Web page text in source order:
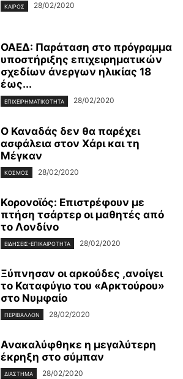
ΚΑΙΡΌΣ 28/02/2020
ΟΑΕΔ: Παράταση στο πρόγραμμα
υποστήριξης επιχειρηματικών
σχεδίων άνεργων ηλικίας 18
έως...
ΕΠΙΧΕΙΡΗΜΑΤΙΚΌΤΗΤΑ 28/02/2020
Ο Καναδάς δεν θα παρέχει
ασφάλεια στον Χάρι και τη
Μέγκαν
ΚΌΣΜΟΣ 28/02/2020
Κορονοϊός: Επιστρέφουν με
πτήση τσάρτερ οι μαθητές από
το Λονδίνο
ΕΙΔΉΣΕΙΣ-ΕΠΙΚΑΙΡΌΤΗΤΑ 28/02/2020
Ξύπνησαν οι αρκούδες ,ανοίγει
το Καταφύγιο του «Αρκτούρου»
στο Νυμφαίο
ΠΕΡΙΒΆΛΛΟΝ 28/02/2020
Ανακαλύφθηκε η μεγαλύτερη
έκρηξη στο σύμπαν
ΔΙΆΣΤΗΜΑ 28/02/2020